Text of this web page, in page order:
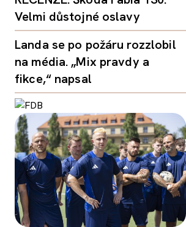
Velmi důstojné oslavy
Landa se po požáru rozzlobil
na média. „Mix pravdy a
fikce,“ napsal